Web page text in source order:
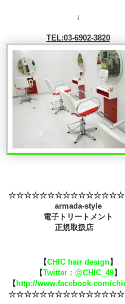
↓
TEL:03-6902-3820
☆☆☆☆☆☆☆☆☆☆☆
armada-style
電子トリートメント
正規取扱店
【CHIChair design】
【Twitter：@CHIC_49】
【 http://www.facebook.com/
☆☆☆☆☆☆☆☆☆☆☆☆☆